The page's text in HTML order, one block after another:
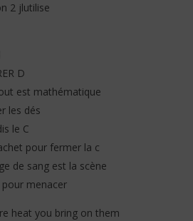
2 jlutilise
D
est mathématique
les dés
le C
pour fermer la c
de sang est la scène
pour menacer
heat you bring on them